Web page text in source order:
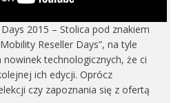
2015 – Stolica pod znakiem
Reseller Days”, na tyle
nowinek technologicznych, że ci
ich edycji. Oprócz
czy zapoznania się z ofertą